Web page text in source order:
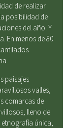
de realizar
posibilidad de
del año. Y
En menos de 80
paisajes
valles,
comarcas de
lleno de
etnografía única,